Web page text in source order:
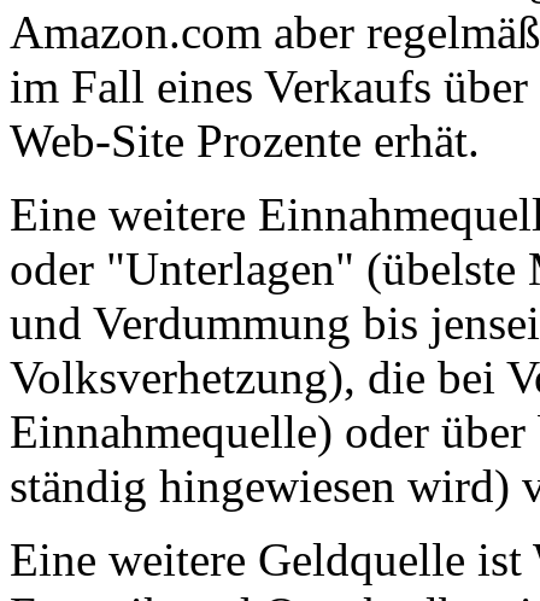
Amazon.com aber
im Fall eines Verkaufs
Web-Site Prozente erhät.
Eine weitere
oder "Unterlagen"
und Verdummung bis
Volksverhetzung), die bei
Einnahmequelle) oder
ständig hingewiesen wird)
Eine weitere Geldquelle